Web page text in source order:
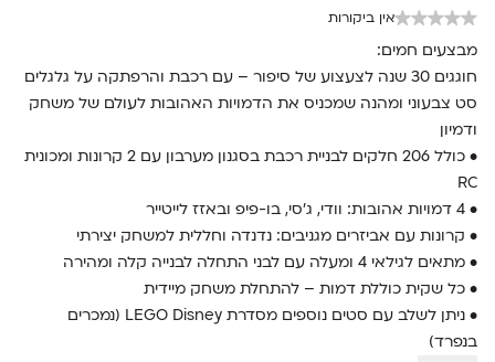
אין ביקורות
מבצעים חמים:
חוגגים 30 שנה לצעצוע של סיפור – עם רכבת והרפתקה על גלגלים
סט צבעוני ומהנה שמכניס את הדמויות האהובות לעולם של משחק
ודמיון
• כולל 206 חלקים לבניית רכבת בסגנון מערבון עם 2 קרונות ומכונית
RC
• 4 דמויות אהובות: וודי, ג’סי, בו-פיפ ובאזז לייטייר
• קרונות עם אביזרים מגניבים: נדנדה וחללית למשחק יצירתי
• מתאים לגילאי 4 ומעלה עם לבני התחלה לבנייה קלה ומהירה
• כל שקית כוללת דמות – להתחלת משחק מיידית
• ניתן לשלב עם סטים נוספים מסדרת LEGO Disney (נמכרים
בנפרד)